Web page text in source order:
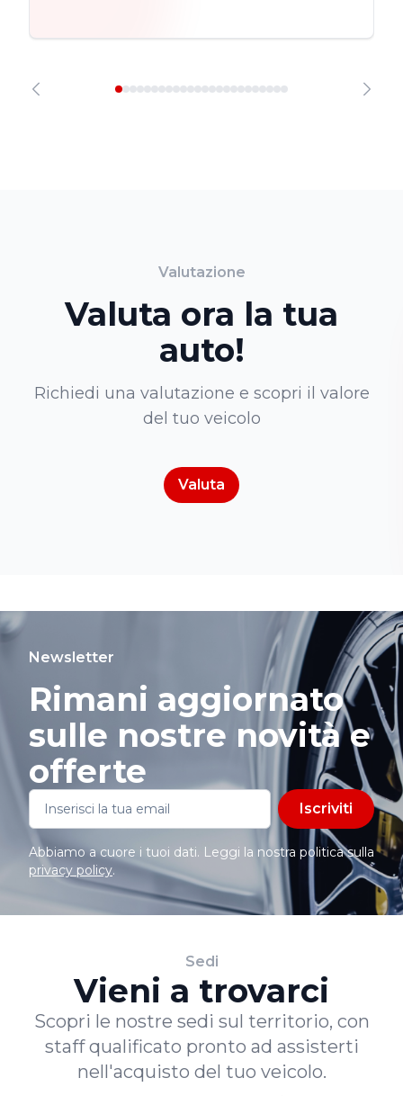
Valutazione
Valuta ora la tua
auto!
Richiedi una valutazione e scopri il valore
del tuo veicolo
Valuta
Newsletter
Rimani aggiornato
sulle nostre novità e
offerte
Iscriviti
Abbiamo a cuore i tuoi dati. Leggi la nostra politica sulla
privacy policy.
Sedi
Vieni a trovarci
Scopri le nostre sedi sul territorio, con
staff qualificato pronto ad assisterti
nell'acquisto del tuo veicolo.